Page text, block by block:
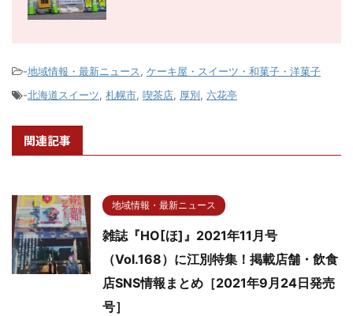
-地域情報・最新ニュース, ケーキ屋・スイーツ・和菓子・洋菓子
-北海道スイーツ, 札幌市, 喫茶店, 厚別, 六花亭
関連記事
地域情報・最新ニュース
雑誌『HO[ほ]』2021年11月号
（Vol.168）に江別特集！掲載店舗・飲食
店SNS情報まとめ［2021年9月24日発売
号］